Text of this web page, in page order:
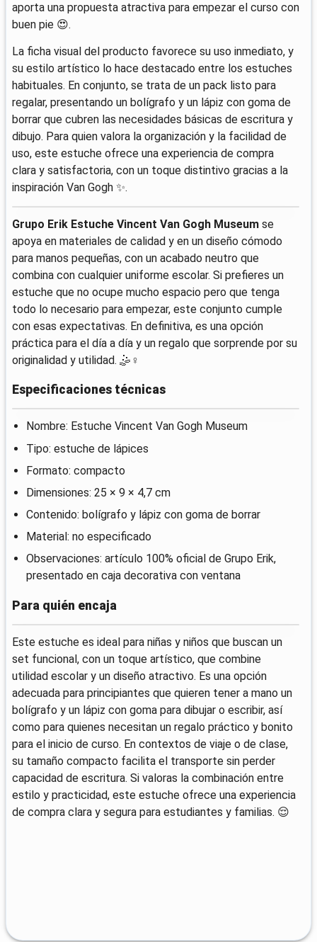
aporta una propuesta atractiva para empezar el curso con
buen pie 😍.
La ficha visual del producto favorece su uso inmediato, y
su estilo artístico lo hace destacado entre los estuches
habituales. En conjunto, se trata de un pack listo para
regalar, presentando un bolígrafo y un lápiz con goma de
borrar que cubren las necesidades básicas de escritura y
dibujo. Para quien valora la organización y la facilidad de
uso, este estuche ofrece una experiencia de compra
clara y satisfactoria, con un toque distintivo gracias a la
inspiración Van Gogh ✨.
Grupo Erik Estuche Vincent Van Gogh Museum se
apoya en materiales de calidad y en un diseño cómodo
para manos pequeñas, con un acabado neutro que
combina con cualquier uniforme escolar. Si prefieres un
estuche que no ocupe mucho espacio pero que tenga
todo lo necesario para empezar, este conjunto cumple
con esas expectativas. En definitiva, es una opción
práctica para el día a día y un regalo que sorprende por su
originalidad y utilidad. 🤹♀️
Especificaciones técnicas
Nombre: Estuche Vincent Van Gogh Museum
Tipo: estuche de lápices
Formato: compacto
Dimensiones: 25 × 9 × 4,7 cm
Contenido: bolígrafo y lápiz con goma de borrar
Material: no especificado
Observaciones: artículo 100% oficial de Grupo Erik,
presentado en caja decorativa con ventana
Para quién encaja
Este estuche es ideal para niñas y niños que buscan un
set funcional, con un toque artístico, que combine
utilidad escolar y un diseño atractivo. Es una opción
adecuada para principiantes que quieren tener a mano un
bolígrafo y un lápiz con goma para dibujar o escribir, así
como para quienes necesitan un regalo práctico y bonito
para el inicio de curso. En contextos de viaje o de clase,
su tamaño compacto facilita el transporte sin perder
capacidad de escritura. Si valoras la combinación entre
estilo y practicidad, este estuche ofrece una experiencia
de compra clara y segura para estudiantes y familias. 😌